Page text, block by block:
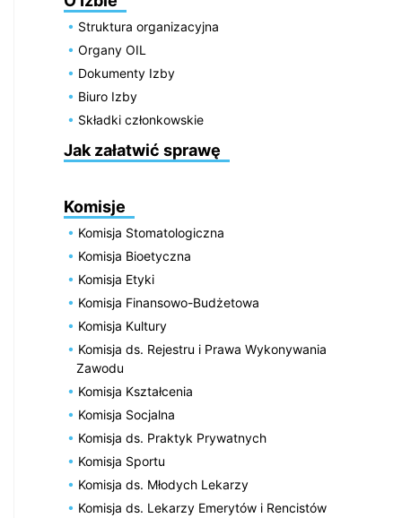
Struktura organizacyjna
Organy OIL
Dokumenty Izby
Biuro Izby
Składki członkowskie
Jak załatwić sprawę
Komisje
Komisja Stomatologiczna
Komisja Bioetyczna
Komisja Etyki
Komisja Finansowo-Budżetowa
Komisja Kultury
Komisja ds. Rejestru i Prawa Wykonywania
Zawodu
Komisja Kształcenia
Komisja Socjalna
Komisja ds. Praktyk Prywatnych
Komisja Sportu
Komisja ds. Młodych Lekarzy
Komisja ds. Lekarzy Emerytów i Rencistów